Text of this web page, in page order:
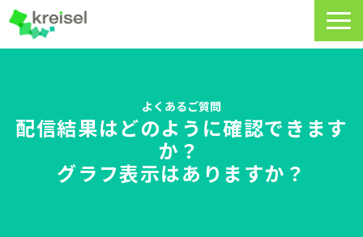
サービス一覧
クライゼルの使い方
資料DL・ウェビナー一覧
よくあるご質問
配信結果はどのように確認できます
か？
グラフ表示はありますか？